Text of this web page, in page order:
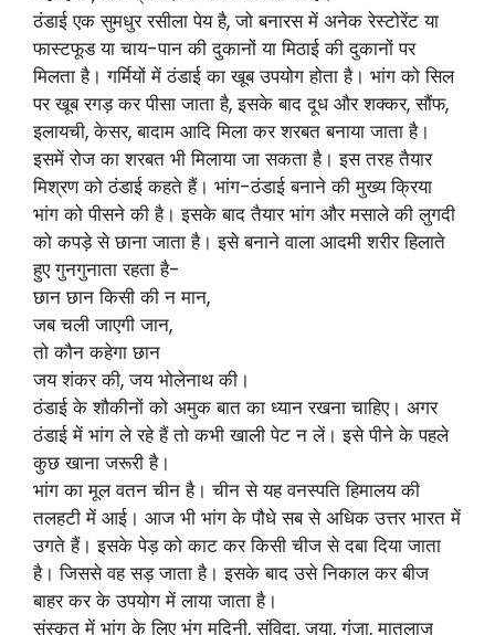
ठंडाई एक सुमधुर रसीला पेय है, जो बनारस में अनेक रेस्टोरेंट या
फास्टफूड या चाय-पान की दुकानों या मिठाई की दुकानों पर
मिलता है। गर्मियों में ठंडाई का खूब उपयोग होता है। भांग को सिल
पर खूब रगड़ कर पीसा जाता है, इसके बाद दूध और शक्कर, सौंफ,
इलायची, केसर, बादाम आदि मिला कर शरबत बनाया जाता है।
इसमें रोज का शरबत भी मिलाया जा सकता है। इस तरह तैयार
मिश्रण को ठंडाई कहते हैं। भांग-ठंडाई बनाने की मुख्य क्रिया
भांग को पीसने की है। इसके बाद तैयार भांग और मसाले की लुगदी
को कपड़े से छाना जाता है। इसे बनाने वाला आदमी शरीर हिलाते
हुए गुनगुनाता रहता है-
छान छान किसी की न मान,
जब चली जाएगी जान,
तो कौन कहेगा छान
जय शंकर की, जय भोलेनाथ की।
ठंडाई के शौकीनों को अमुक बात का ध्यान रखना चाहिए। अगर
ठंडाई में भांग ले रहे हैं तो कभी खाली पेट न लें। इसे पीने के पहले
कुछ खाना जरूरी है।
भांग का मूल वतन चीन है। चीन से यह वनस्पति हिमालय की
तलहटी में आई। आज भी भांग के पौधे सब से अधिक उत्तर भारत में
उगते हैं। इसके पेड़ को काट कर किसी चीज से दबा दिया जाता
है। जिससे वह सड़ जाता है। इसके बाद उसे निकाल कर बीज
बाहर कर के उपयोग में लाया जाता है।
संस्कृत में भांग के लिए भंग मदिनी, संविदा, जया, गंजा, मातलाज